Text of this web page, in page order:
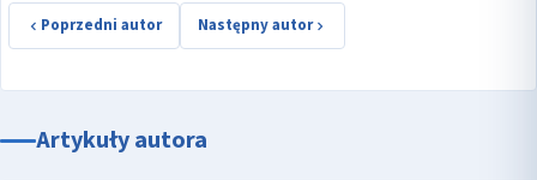
Poprzedni autor Następny autor
Artykuły autora